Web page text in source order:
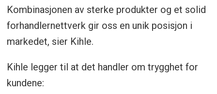
Kombinasjonen av sterke produkter og et solid
forhandlernettverk gir oss en unik posisjon i
markedet, sier Kihle.
Kihle legger til at det handler om trygghet for
kundene: